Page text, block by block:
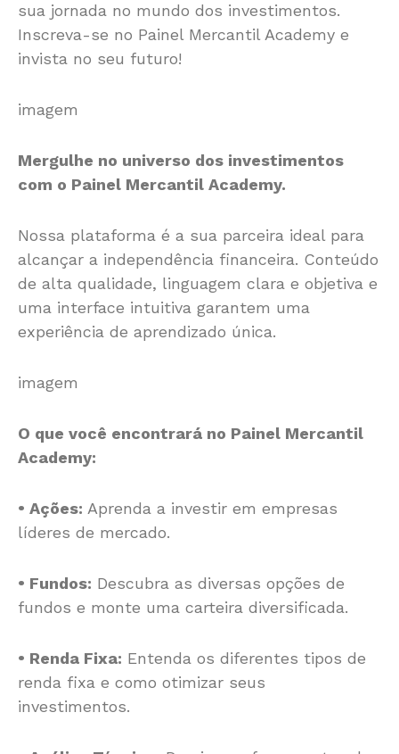
sua jornada no mundo dos investimentos.
Inscreva-se no Painel Mercantil Academy e
invista no seu futuro!
imagem
Mergulhe no universo dos investimentos
com o Painel Mercantil Academy.
Nossa plataforma é a sua parceira ideal para
alcançar a independência financeira. Conteúdo
de alta qualidade, linguagem clara e objetiva e
uma interface intuitiva garantem uma
experiência de aprendizado única.
imagem
O que você encontrará no Painel Mercantil
Academy:
• Ações: Aprenda a investir em empresas
líderes de mercado.
• Fundos: Descubra as diversas opções de
fundos e monte uma carteira diversificada.
• Renda Fixa: Entenda os diferentes tipos de
renda fixa e como otimizar seus
investimentos.